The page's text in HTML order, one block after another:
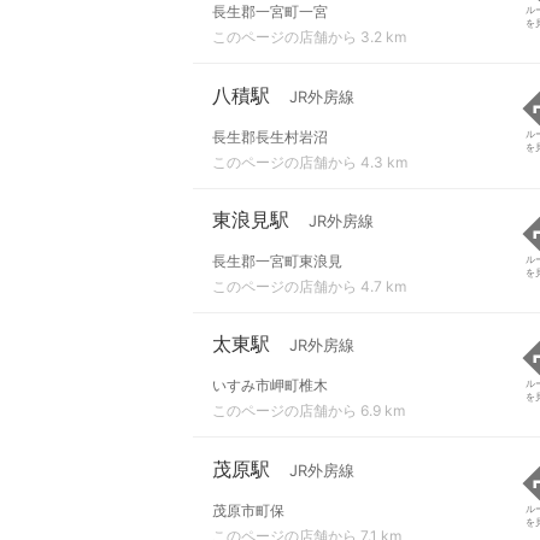
長生郡一宮町一宮
このページの店舗から 3.2 km
ル
を
八積駅 JR外房線
長生郡長生村岩沼
このページの店舗から 4.3 km
ル
を
東浪見駅 JR外房線
長生郡一宮町東浪見
このページの店舗から 4.7 km
ル
を
太東駅 JR外房線
いすみ市岬町椎木
このページの店舗から 6.9 km
ル
を
茂原駅 JR外房線
茂原市町保
このページの店舗から 7.1 km
ル
を